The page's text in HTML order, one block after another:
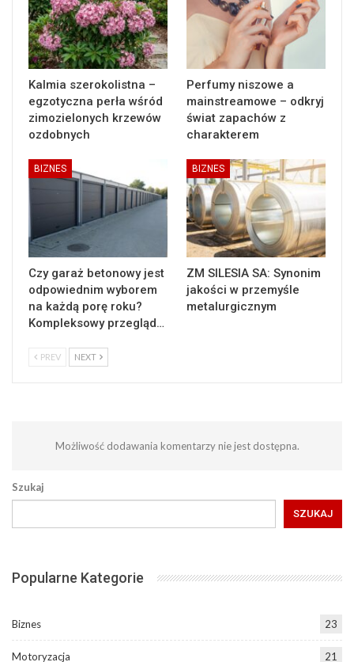
Kalmia szerokolistna –
egzotyczna perła wśród
zimozielonych krzewów
ozdobnych
Perfumy niszowe a
mainstreamowe – odkryj
świat zapachów z
charakterem
BIZNES
Czy garaż betonowy jest
odpowiednim wyborem
na każdą porę roku?
Kompleksowy przegląd…
BIZNES
ZM SILESIA SA: Synonim
jakości w przemyśle
metalurgicznym
PREV NEXT
Możliwość dodawania komentarzy nie jest dostępna.
Szukaj
SZUKAJ
Popularne Kategorie
Biznes 23
Motoryzacja 21